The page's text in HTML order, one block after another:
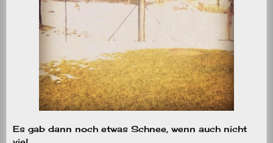
Es gab dann noch etwas Schnee, wenn auch nicht